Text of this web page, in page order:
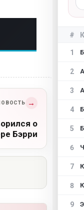
→
о
Бэрри
#
1
2
3
4
5
6
7
8
9